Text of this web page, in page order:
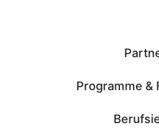
Programme &